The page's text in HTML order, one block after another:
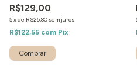
R$129,00
5xde R$25,80 sem juros
R$122,55 com Pix